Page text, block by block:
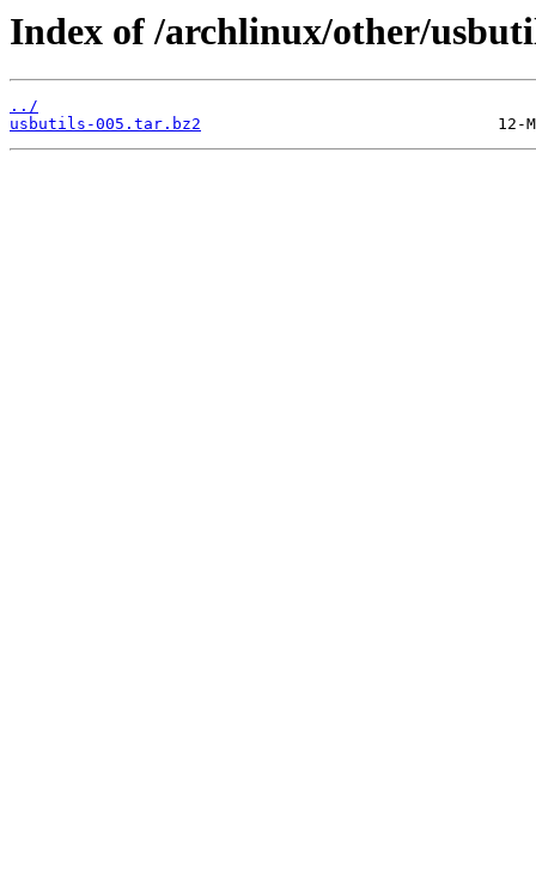
Index of /archlinux/other/
../
usbutils-005.tar.bz2